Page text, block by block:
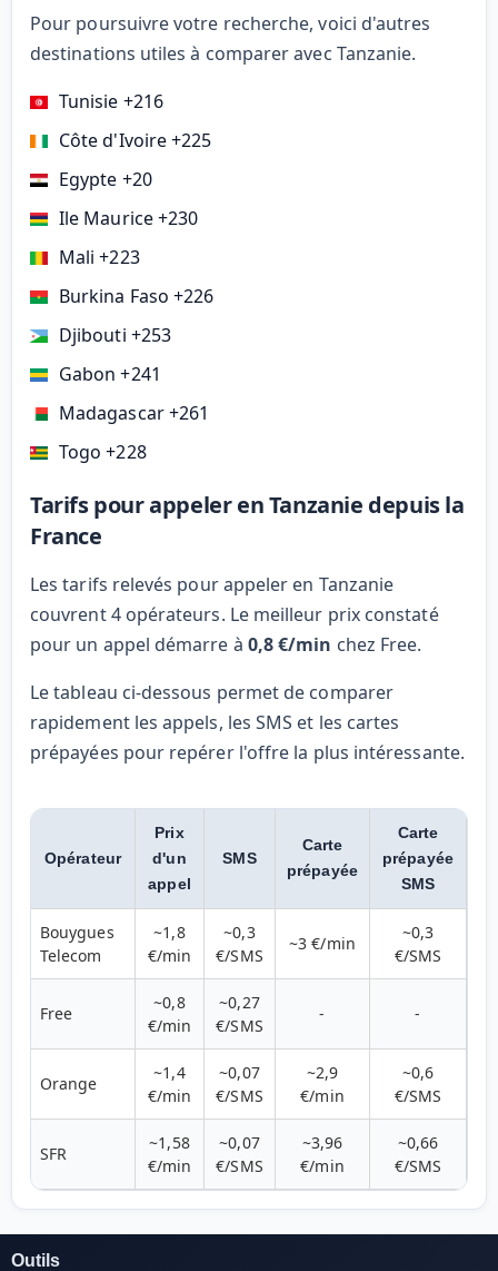
Pour poursuivre votre recherche, voici d'autres
destinations utiles à comparer avec Tanzanie.
Tunisie +216
Côte d'Ivoire +225
Egypte +20
Ile Maurice +230
Mali +223
Burkina Faso +226
Djibouti +253
Gabon +241
Madagascar +261
Togo +228
Tarifs pour appeler en Tanzanie depuis la
France
Les tarifs relevés pour appeler en Tanzanie
couvrent 4 opérateurs. Le meilleur prix constaté
pour un appel démarre à 0,8 €/min chez Free.
Le tableau ci-dessous permet de comparer
rapidement les appels, les SMS et les cartes
prépayées pour repérer l'offre la plus intéressante.
Opérateur
Prix
d'un
appel
SMS
Carte
prépayée
Carte
prépayée
SMS
Bouygues
Telecom
~1,8
€/min
~0,3
€/SMS
~3 €/min
~0,3
€/SMS
Free
~0,8
€/min
~0,27
€/SMS
- -
Orange
~1,4
€/min
~0,07
€/SMS
~2,9
€/min
~0,6
€/SMS
SFR
~1,58
€/min
~0,07
€/SMS
~3,96
€/min
~0,66
€/SMS
Outils